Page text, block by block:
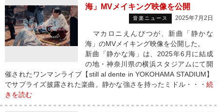
海」MVメイキング映像を公開
音楽ニュース 2025年7月2日
マカロニえんぴつが、新曲「静かな
海」のMVメイキング映像を公開した。
新曲「静かな海」は、2025年6月に結成
の地・神奈川県の横浜スタジアムにて開
催されたワンマンライブ【still al dente in YOKOHAMA STADIUM】
でサプライズ披露された楽曲。静かな強さを持ったミドル・・・ 続
きを読む